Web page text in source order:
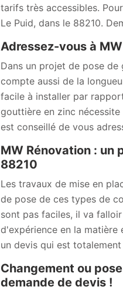
tarifs très accessibles.
Le Puid, dans le 88210.
Adressez-vous à
Dans un projet de pose
compte aussi de la
facile à installer par
gouttière en zinc
est conseillé de vous
MW Rénovation : un
88210
Les travaux de mise en
de pose de ces types de
sont pas faciles, il va
d'expérience en la
un devis qui est
Changement ou
demande de devis !